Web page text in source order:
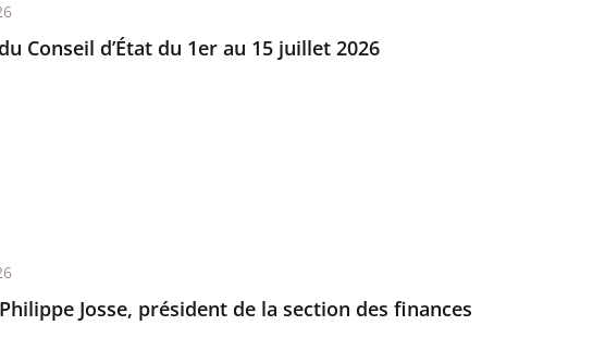
Conseil d’État du 1er au 15 juillet 2026
Josse, président de la section des finances